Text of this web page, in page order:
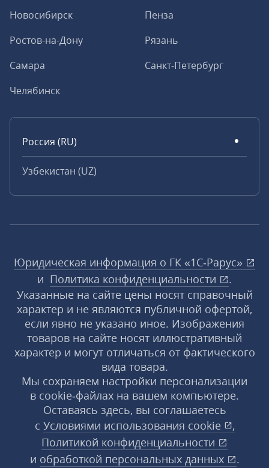
Новосибирск
Пенза
Ростов-на-Дону
Рязань
Самара
Санкт-Петербург
Челябинск
Россия (RU)
Узбекистан (UZ)
Юридическая информация о ГК «1С‑Рарус»
и Политика конфиденциальности
.
Указанные на сайте цены носят справочный
характер и не являются публичной офертой,
если явно не указано иное. Изображения
товаров на сайте носят иллюстративный
характер и могут отличаться от фактического
вида товара.
Мы сохраняем настройки персонализации
в cookie‑файлах на вашем компьютере.
Оставаясь здесь, вы соглашаетесь
с Условиями использования cookie
,
Политикой конфиденциальности
и обработкой персональных данных
.